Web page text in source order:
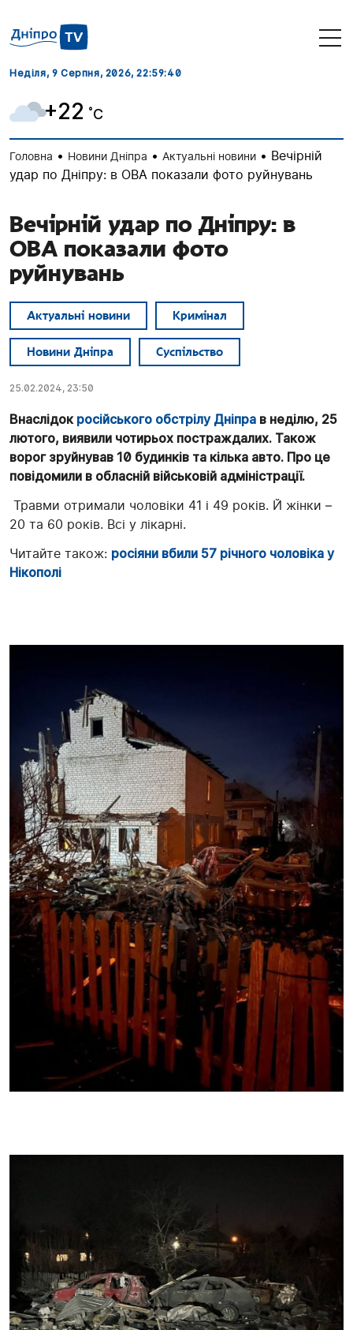
Неділя, 9 Серпня, 2026, 22:59:41
+22 ˚C
Головна • Новини Дніпра • Актуальні новини • Вечірній
удар по Дніпру: в ОВА показали фото руйнувань
Вечірній удар по Дніпру: в
ОВА показали фото
руйнувань
Актуальні новини Кримінал
Новини Дніпра Суспільство
25.02.2024, 23:50
Внаслідок російського обстрілу Дніпра в неділю, 25
лютого, виявили чотирьох постраждалих. Також
ворог зруйнував 10 будинків та кілька авто. Про це
повідомили в обласній військовій адміністрації.
Травми отримали чоловіки 41 і 49 років. Й жінки –
20 та 60 років. Всі у лікарні.
Читайте також: росіяни вбили 57 річного чоловіка у
Нікополі